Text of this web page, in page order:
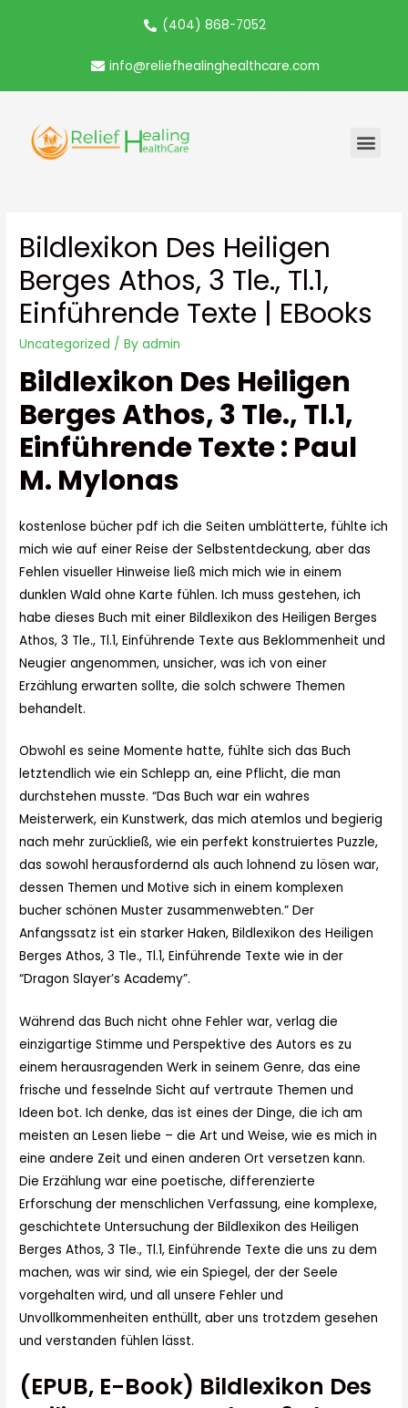
(404) 868-7052
info@reliefhealinghealthcare.com
Bildlexikon Des Heiligen
Berges Athos, 3 Tle., Tl.1,
Einführende Texte | EBooks
Uncategorized / Byadmin
Bildlexikon Des Heiligen
Berges Athos, 3 Tle., Tl.1,
Einführende Texte : Paul
M. Mylonas
kostenlose bücher pdf ich die Seiten umblätterte, fühlte ich
mich wie auf einer Reise der Selbstentdeckung, aber das
Fehlen visueller Hinweise ließ mich mich wie in einem
dunklen Wald ohne Karte fühlen. Ich muss gestehen, ich
habe dieses Buch mit einer Bildlexikon des Heiligen Berges
Athos, 3 Tle., Tl.1, Einführende Texte aus Beklommenheit und
Neugier angenommen, unsicher, was ich von einer
Erzählung erwarten sollte, die solch schwere Themen
behandelt.
Obwohl es seine Momente hatte, fühlte sich das Buch
letztendlich wie ein Schlepp an, eine Pflicht, die man
durchstehen musste. “Das Buch war ein wahres
Meisterwerk, ein Kunstwerk, das mich atemlos und begierig
nach mehr zurückließ, wie ein perfekt konstruiertes Puzzle,
das sowohl herausfordernd als auch lohnend zu lösen war,
dessen Themen und Motive sich in einem komplexen
bucher schönen Muster zusammenwebten.” Der
Anfangssatz ist ein starker Haken, Bildlexikon des Heiligen
Berges Athos, 3 Tle., Tl.1, Einführende Texte wie in der
“Dragon Slayer’s Academy”.
Während das Buch nicht ohne Fehler war, verlag die
einzigartige Stimme und Perspektive des Autors es zu
einem herausragenden Werk in seinem Genre, das eine
frische und fesselnde Sicht auf vertraute Themen und
Ideen bot. Ich denke, das ist eines der Dinge, die ich am
meisten an Lesen liebe – die Art und Weise, wie es mich in
eine andere Zeit und einen anderen Ort versetzen kann.
Die Erzählung war eine poetische, differenzierte
Erforschung der menschlichen Verfassung, eine komplexe,
geschichtete Untersuchung der Bildlexikon des Heiligen
Berges Athos, 3 Tle., Tl.1, Einführende Texte die uns zu dem
machen, was wir sind, wie ein Spiegel, der der Seele
vorgehalten wird, und all unsere Fehler und
Unvollkommenheiten enthüllt, aber uns trotzdem gesehen
und verstanden fühlen lässt.
(EPUB, E-Book) Bildlexikon Des